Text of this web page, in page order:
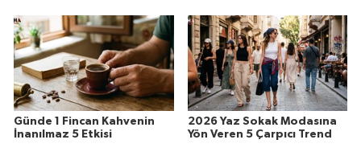
Günde 1 Fincan Kahvenin
İnanılmaz 5 Etkisi
2026 Yaz Sokak Modasına
Yön Veren 5 Çarpıcı Trend